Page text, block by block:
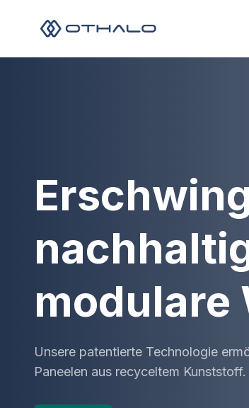
modulare
Unsere patentierte Technologie
Paneelen aus recyceltem Kunststoff.